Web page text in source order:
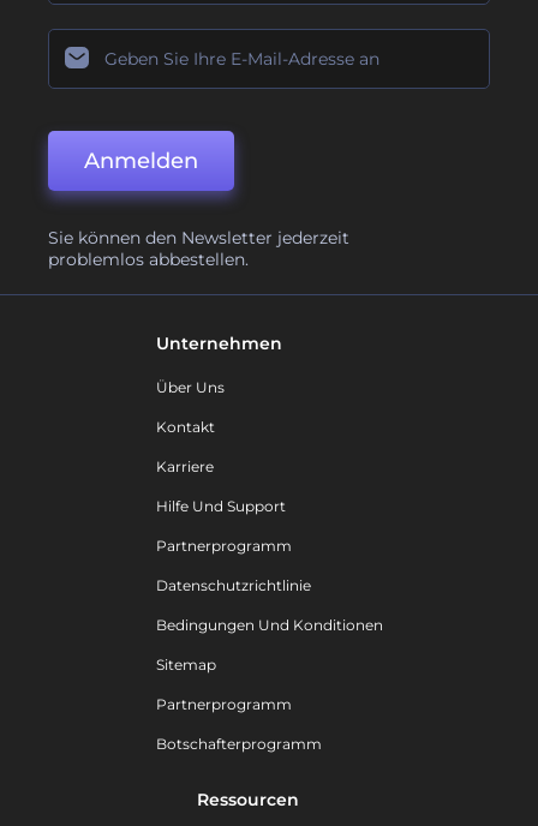
Anmelden
Sie können den Newsletter jederzeit
problemlos abbestellen.
Unternehmen
Über Uns
Kontakt
Karriere
Hilfe Und Support
Partnerprogramm
Datenschutzrichtlinie
Bedingungen Und Konditionen
Sitemap
Partnerprogramm
Botschafterprogramm
Ressourcen